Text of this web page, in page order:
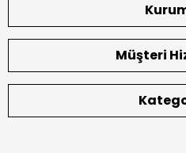
Müşteri